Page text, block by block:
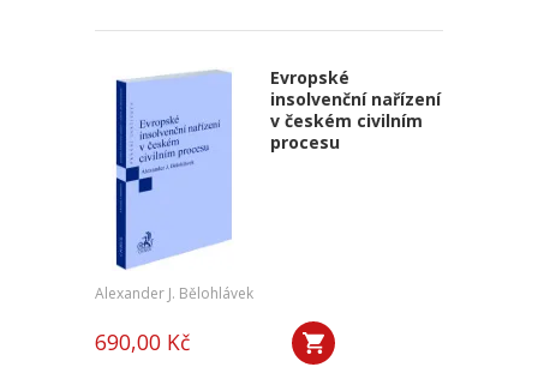
Evropské
insolvenční nařízení
v českém civilním
procesu
Alexander J. Bělohlávek
690,00 Kč